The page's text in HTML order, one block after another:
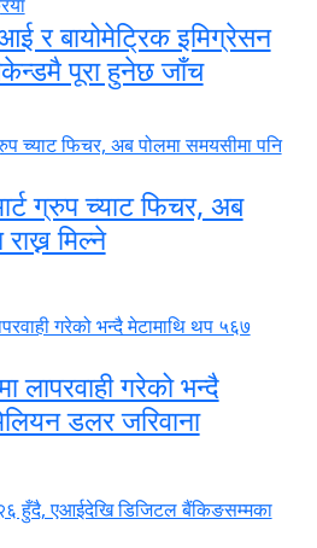
र बायोमेट्रिक इमिग्रेसन
पूरा हुनेछ जाँच
ग्रुप च्याट फिचर, अब
मिल्ने
लापरवाही गरेको भन्दै
डलर जरिवाना